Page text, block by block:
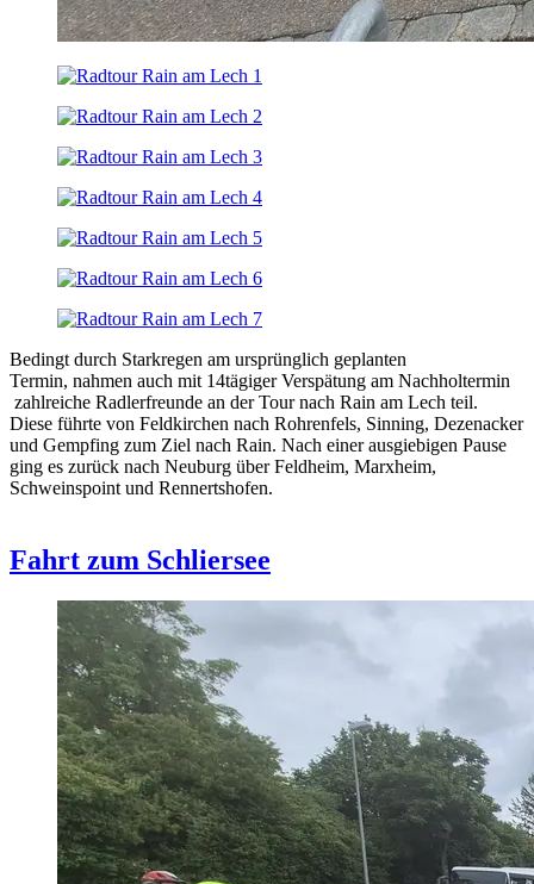
Bedingt durch Starkregen am ursprünglich geplanten
Termin, nahmen auch mit 14tägiger Verspätung am Nachholtermin
zahlreiche Radlerfreunde an der Tour nach Rain am Lech teil.
Diese führte von Feldkirchen nach Rohrenfels, Sinning, Dezenacker
und Gempfing zum Ziel nach Rain. Nach einer ausgiebigen Pause
ging es zurück nach Neuburg über Feldheim, Marxheim,
Schweinspoint und Rennertshofen.
Fahrt zum Schliersee